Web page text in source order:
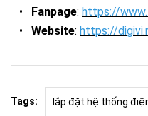
• Fanpage: https://
• Website: https://
Tags: lắp đặt hệ thống